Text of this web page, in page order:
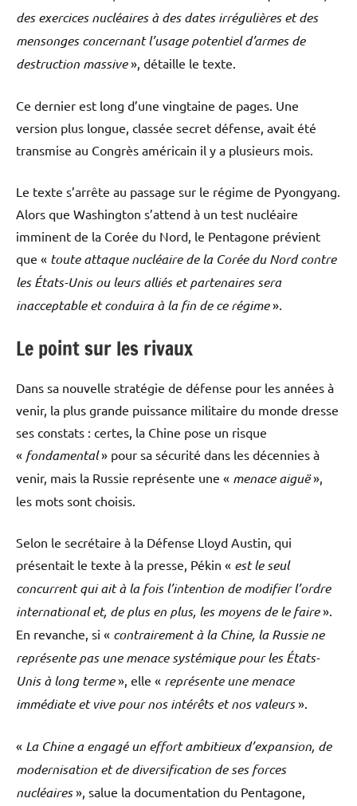
des exercices nucléaires à des dates irrégulières et des
mensonges concernant l’usage potentiel d’armes de
destruction massive», détaille le texte.
Ce dernier est long d’une vingtaine de pages. Une
version plus longue, classée secret défense, avait été
transmise au Congrès américain il y a plusieurs mois.
Le texte s’arrête au passage sur le régime de Pyongyang.
Alors que Washington s’attend à un test nucléaire
imminent de la Corée du Nord, le Pentagone prévient
que « toute attaque nucléaire de la Corée du Nord contre
les États-Unis ou leurs alliés et partenaires sera
inacceptable et conduira à la fin de ce régime».
Le point sur les rivaux
Dans sa nouvelle stratégie de défense pour les années à
venir, la plus grande puissance militaire du monde dresse
ses constats : certes, la Chine pose un risque
« fondamental» pour sa sécurité dans les décennies à
venir, mais la Russie représente une « menace aiguë»,
les mots sont choisis.
Selon le secrétaire à la Défense Lloyd Austin, qui
présentait le texte à la presse, Pékin « est le seul
concurrent qui ait à la fois l’intention de modifier l’ordre
international et, de plus en plus, les moyens de le faire».
En revanche, si « contrairement à la Chine, la Russie ne
représente pas une menace systémique pour les États-
Unis à long terme», elle « représente une menace
immédiate et vive pour nos intérêts et nos valeurs».
« La Chine a engagé un effort ambitieux d’expansion, de
modernisation et de diversification de ses forces
nucléaires», salue la documentation du Pentagone,